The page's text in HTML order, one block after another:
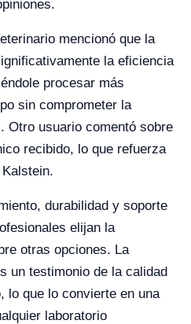
mencionó que la
la eficiencia
procesar más
sin comprometer la
Otro usuario comentó sobre
recibido, lo que refuerza
durabilidad y soporte
elijan la
otras opciones. La
un testimonio de la calidad
lo que lo convierte en una
laboratorio